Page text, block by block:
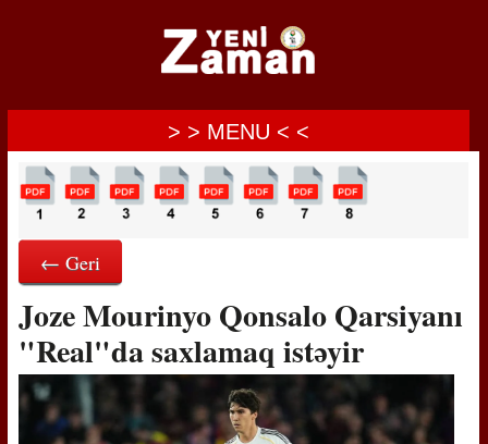
> > MENU < <
← Geri
Joze Mourinyo Qonsalo Qarsiyanı
"Real"da saxlamaq istəyir